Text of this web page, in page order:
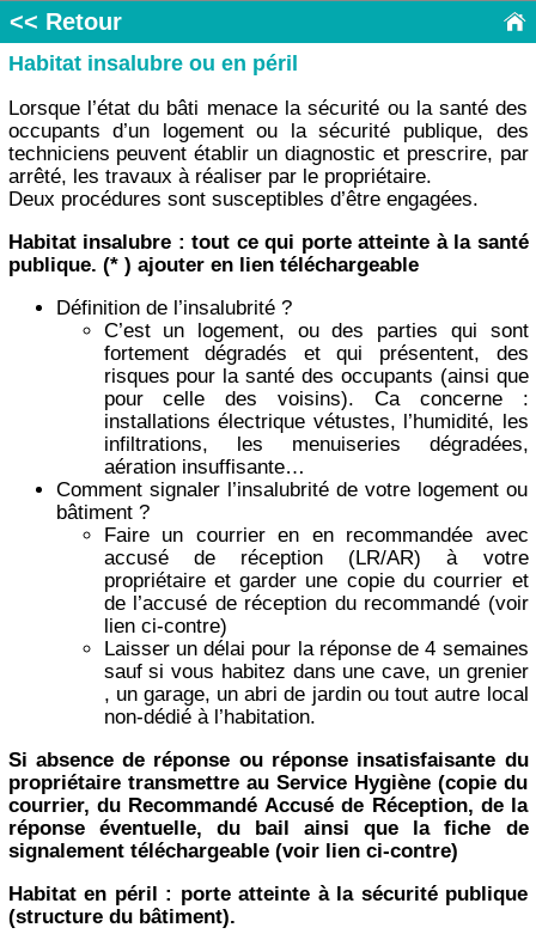
<< Retour
Habitat insalubre ou en péril
Lorsque l’état du bâti menace la sécurité ou la santé des
occupants d’un logement ou la sécurité publique, des
techniciens peuvent établir un diagnostic et prescrire, par
arrêté, les travaux à réaliser par le propriétaire.
Deux procédures sont susceptibles d’être engagées.
Habitat insalubre : tout ce qui porte atteinte à la santé
publique. (* ) ajouter en lien téléchargeable
Définition de l’insalubrité ?
C’est un logement, ou des parties qui sont
fortement dégradés et qui présentent, des
risques pour la santé des occupants (ainsi que
pour celle des voisins). Ca concerne :
installations électrique vétustes, l’humidité, les
infiltrations, les menuiseries dégradées,
aération insuffisante…
Comment signaler l’insalubrité de votre logement ou
bâtiment ?
Faire un courrier en en recommandée avec
accusé de réception (LR/AR) à votre
propriétaire et garder une copie du courrier et
de l’accusé de réception du recommandé (voir
lien ci-contre)
Laisser un délai pour la réponse de 4 semaines
sauf si vous habitez dans une cave, un grenier
, un garage, un abri de jardin ou tout autre local
non-dédié à l’habitation.
Si absence de réponse ou réponse insatisfaisante du
propriétaire transmettre au Service Hygiène (copie du
courrier, du Recommandé Accusé de Réception, de la
réponse éventuelle, du bail ainsi que la fiche de
signalement téléchargeable (voir lien ci-contre)
Habitat en péril : porte atteinte à la sécurité publique
(structure du bâtiment).